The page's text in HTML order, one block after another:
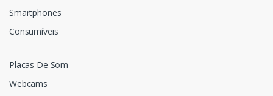
Smartphones
Consumíveis
Placas De Som
Webcams